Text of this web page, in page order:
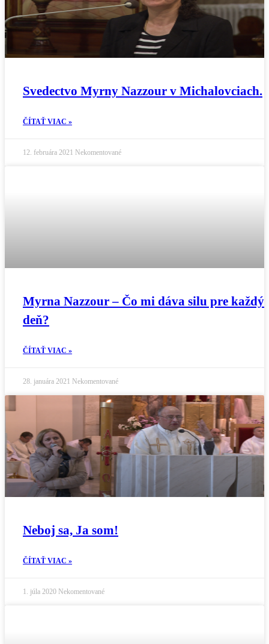
Svedectvo Myrny Nazzour v Michalovciach.
ČÍTAŤ VIAC »
12. februára 2021 Nekomentované
Myrna Nazzour – Čo mi dáva silu pre každý
deň?
ČÍTAŤ VIAC »
28. januára 2021 Nekomentované
Neboj sa, Ja som!
ČÍTAŤ VIAC »
1. júla 2020 Nekomentované